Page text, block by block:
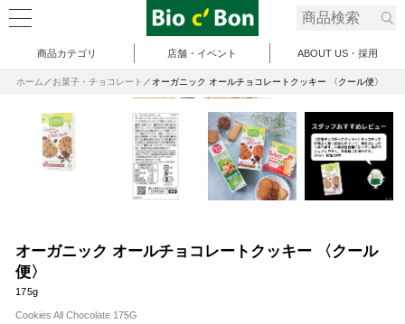
商品カテゴリ 店舗・イベント ABOUT US・採用
ホーム お菓子・チョコレート オーガニック オールチョコレートクッキー 〈クール便〉
オーガニック オールチョコレートクッキー 〈クール
便〉
175g
Cookies All Chocolate 175G